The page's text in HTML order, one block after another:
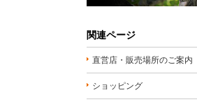
関連ページ
直営店・販売場所のご案内
ショッピング